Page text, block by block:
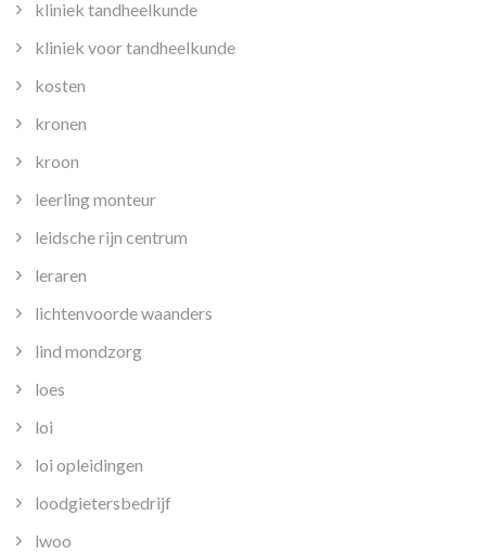
kliniek tandheelkunde
kliniek voor tandheelkunde
kosten
kronen
kroon
leerling monteur
leidsche rijn centrum
leraren
lichtenvoorde waanders
lind mondzorg
loes
loi
loi opleidingen
loodgietersbedrijf
lwoo